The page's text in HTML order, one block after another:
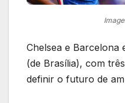
Chelsea e Barcelona
(de Brasília), com
definir o futuro de